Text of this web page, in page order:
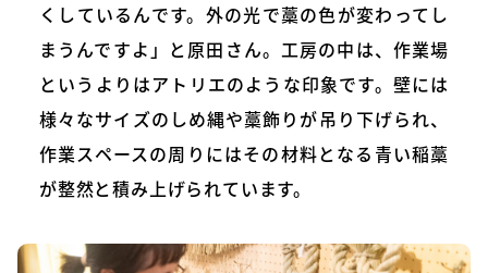
くしているんです。外の光で藁の色が変わってし
まうんですよ」と原田さん。工房の中は、作業場
というよりはアトリエのような印象です。壁には
様々なサイズのしめ縄や藁飾りが吊り下げられ、
作業スペースの周りにはその材料となる青い稲藁
が整然と積み上げられています。